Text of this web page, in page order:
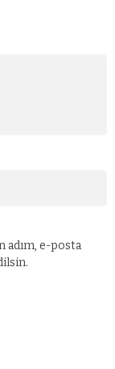
adım, e-posta